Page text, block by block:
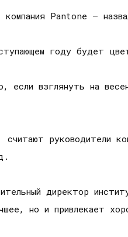
Pantone –
году будет
если взглянуть на
руководители
директор
но и привлекает